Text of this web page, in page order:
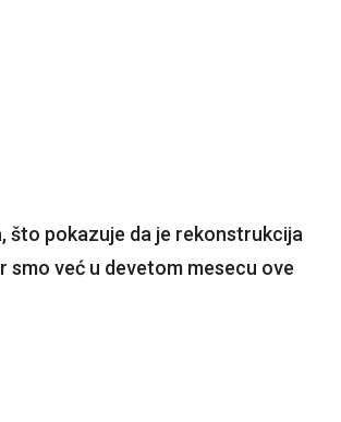
što pokazuje da je rekonstrukcija
smo već u devetom mesecu ove